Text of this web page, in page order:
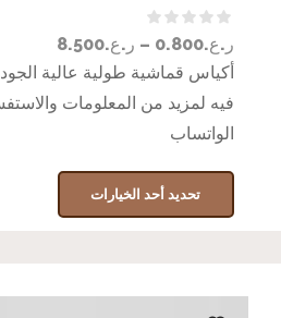
ر.ع.0.800
– ر.ع.8.500
أكياس قماشية طولية عالية
فيه لمزيد من المعلومات
الواتساب
تحديد أحد الخيارات